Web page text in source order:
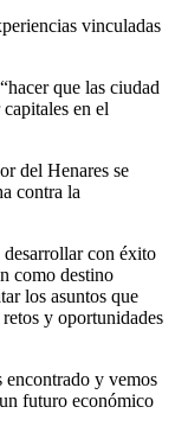
vinculadas
que las ciudad
en el
del Henares se
contra la
con éxito
como destino
los asuntos que
y oportunidades
encontrado y vemos
futuro económico